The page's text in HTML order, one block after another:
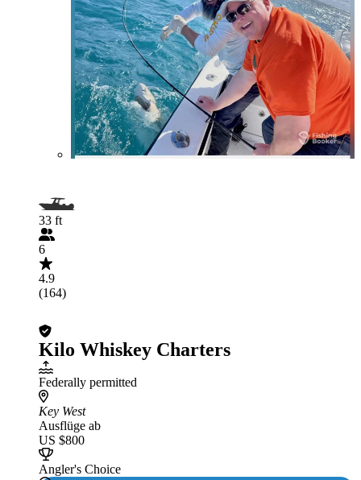
33 ft
6
4.9
(164)
Kilo Whiskey Charters
Federally permitted
Key West
Ausflüge ab
US $800
Angler's Choice